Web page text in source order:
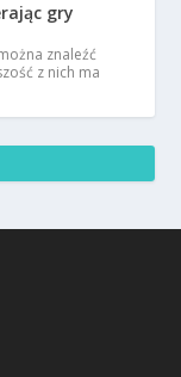
gry
znaleźć
z nich ma